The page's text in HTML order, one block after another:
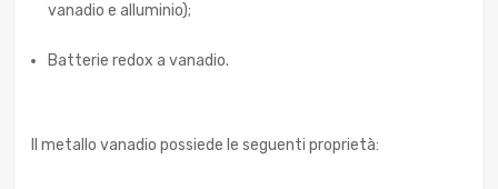
vanadio e alluminio);
Batterie redox a vanadio.
Il metallo vanadio possiede le seguenti proprietà: